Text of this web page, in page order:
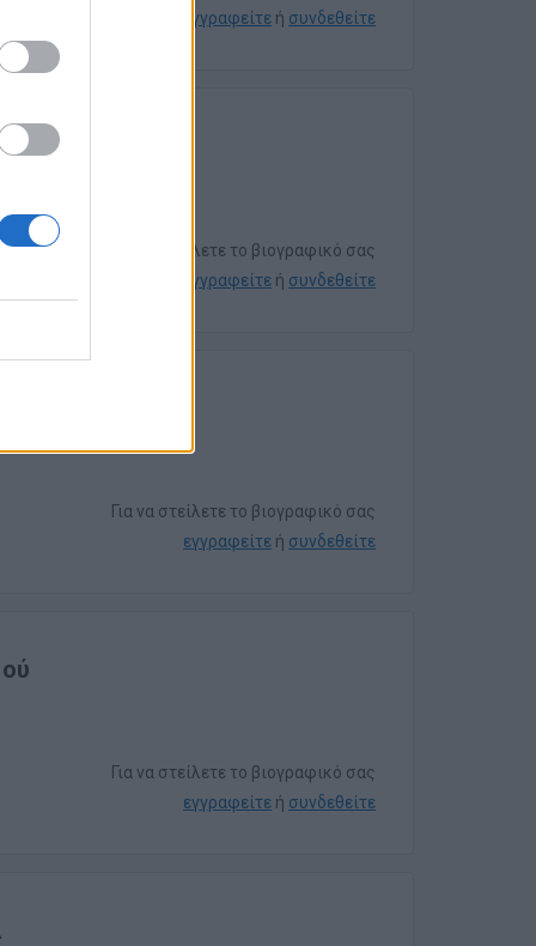
εγγραφείτε ή συνδεθείτε
Για να στείλετε το βιογραφικό σας
εγγραφείτε ή συνδεθείτε
Για να στείλετε το βιογραφικό σας
εγγραφείτε ή συνδεθείτε
Για να στείλετε το βιογραφικό σας
εγγραφείτε ή συνδεθείτε